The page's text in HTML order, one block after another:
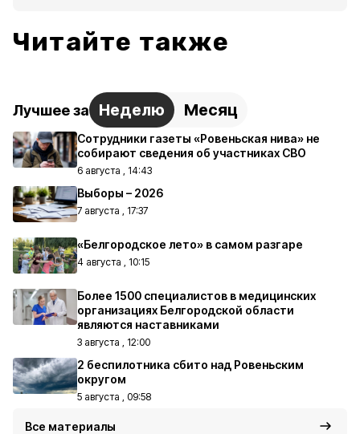
Читайте также
Лучшее за Неделю Месяц
Сотрудники газеты «Ровеньская нива» не
собирают сведения об участниках СВО
6 августа , 14:43
Выборы – 2026
7 августа , 17:37
«Белгородское лето» в самом разгаре
4 августа , 10:15
Более 1500 специалистов в медицинских
организациях Белгородской области
являются наставниками
3 августа , 12:00
2 беспилотника сбито над Ровеньским
округом
5 августа , 09:58
Все материалы